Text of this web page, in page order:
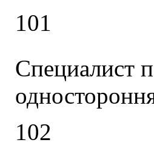
101
Специалист
102